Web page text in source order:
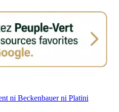
ni Beckenbauer ni Platini